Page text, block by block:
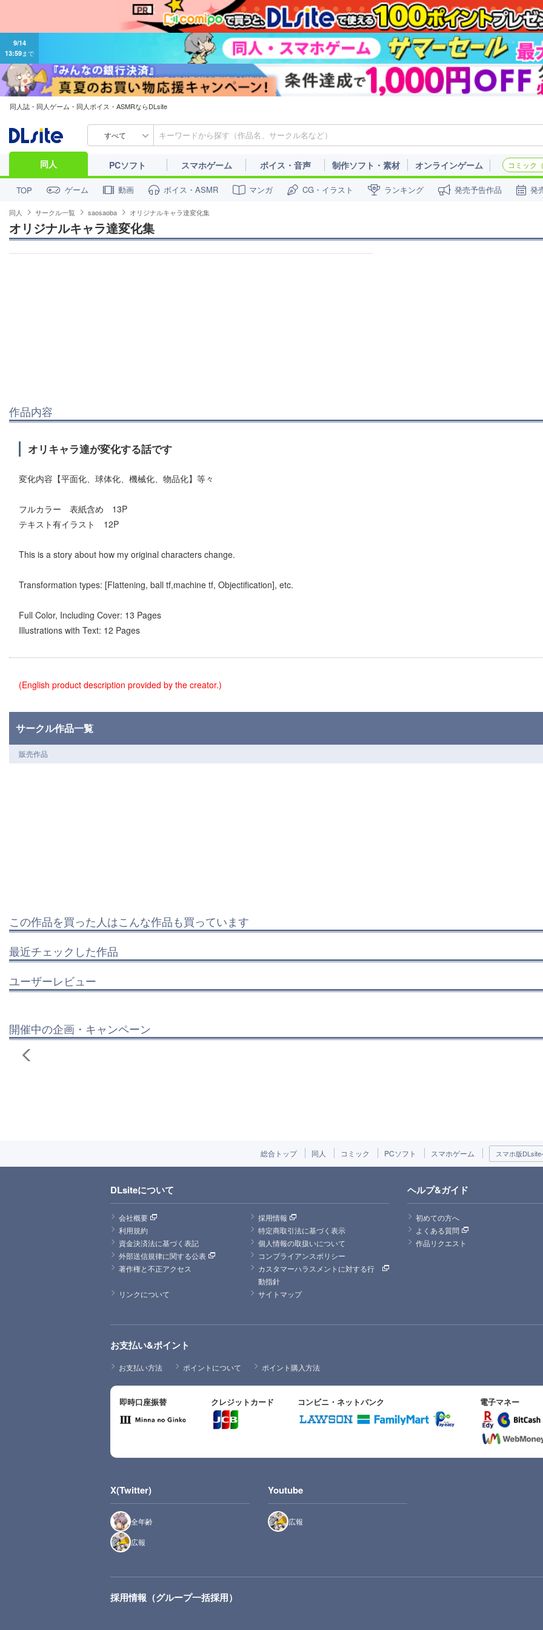
同人誌・同人ゲーム・同人ボイス・ASMRならDLsite
すべて
同人 PCソフト スマホゲーム ボイス・音声 制作ソフト・素材 オンラインゲーム コミック
TOP ゲーム 動画 ボイス・ASMR マンガ CG・イラスト ランキング 発売予告作品 発
同人 サークル一覧 saosaoba オリジナルキャラ達変化集
オリジナルキャラ達変化集
作品内容
オリキャラ達が変化する話です
変化内容【平面化、球体化、機械化、物品化】等々
フルカラー 表紙含め 13P
テキスト有イラスト 12P
This is a story about how my original characters change.
Transformation types: [Flattening, ball tf,machine tf, Objectification], etc.
Full Color, Including Cover: 13 Pages
Illustrations with Text: 12 Pages
(English product description provided by the creator.)
サークル作品一覧
販売作品
この作品を買った人はこんな作品も買っています
最近チェックした作品
ユーザーレビュー
開催中の企画・キャンペーン
総合トップ 同人 コミック PCソフト スマホゲーム スマホ版DLsite
DLsiteについて
会社概要
採用情報
利用規約
特定商取引法に基づく表示
資金決済法に基づく表記
個人情報の取扱いについて
外部送信規律に関する公表
コンプライアンスポリシー
著作権と不正アクセス
カスタマーハラスメントに対する行
動指針
リンクについて
サイトマップ
ヘルプ&ガイド
初めての方へ
よくある質問
作品リクエスト
お支払い&ポイント
お支払い方法 ポイントについて ポイント購入方法
即時口座振替 クレジットカード コンビニ・ネットバンク 電子マネー
X(Twitter)
全年齢
広報
Youtube
広報
採用情報（グループ一括採用）